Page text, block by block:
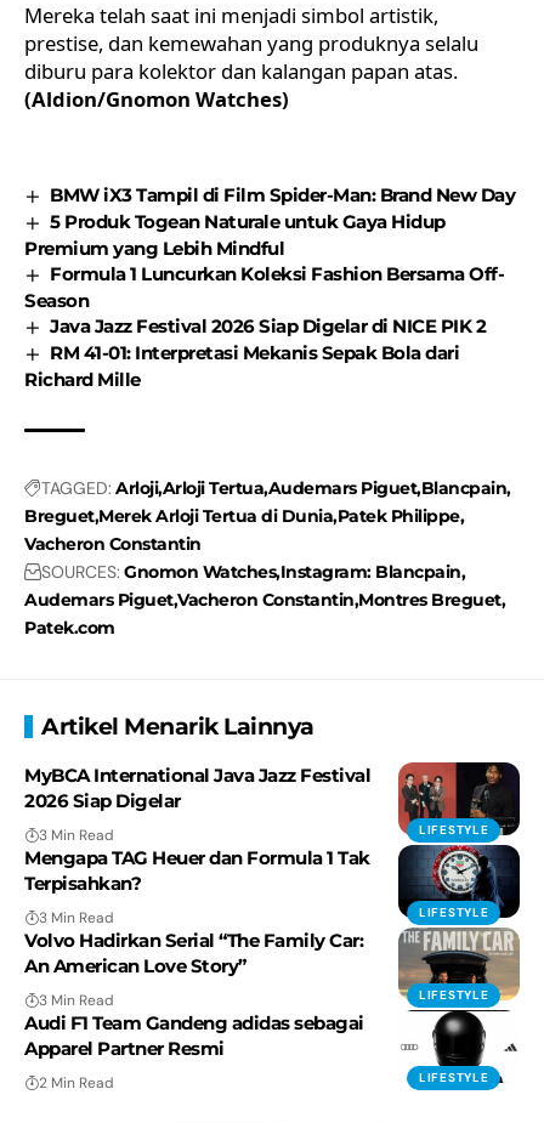
Mereka telah saat ini menjadi simbol artistik,
prestise, dan kemewahan yang produknya selalu
diburu para kolektor dan kalangan papan atas.
(Aldion/Gnomon Watches)
BMW iX3 Tampil di Film Spider-Man: Brand New Day
5 Produk Togean Naturale untuk Gaya Hidup
Premium yang Lebih Mindful
Formula 1 Luncurkan Koleksi Fashion Bersama Off-
Season
Java Jazz Festival 2026 Siap Digelar di NICE PIK 2
RM 41-01: Interpretasi Mekanis Sepak Bola dari
Richard Mille
TAGGED: ArlojiArloji TertuaAudemars PiguetBlancpain
BreguetMerek Arloji Tertua di DuniaPatek Philippe
Vacheron Constantin
SOURCES: Gnomon WatchesInstagram: Blancpain
Audemars PiguetVacheron Constantin Montres Breguet
Patek.com
Artikel Menarik Lainnya
LIFESTYLE
MyBCA International Java Jazz Festival
2026 Siap Digelar
3 Min Read
LIFESTYLE
Mengapa TAG Heuer dan Formula 1 Tak
Terpisahkan?
3 Min Read
LIFESTYLE
Volvo Hadirkan Serial “The Family Car:
An American Love Story”
3 Min Read
LIFESTYLE
Audi F1 Team Gandeng adidas sebagai
Apparel Partner Resmi
2 Min Read